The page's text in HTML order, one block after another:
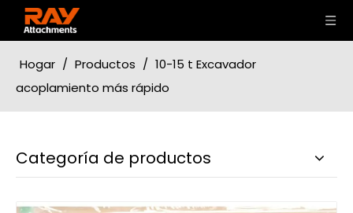
Hogar / Productos / 10-15 t Excavador
acoplamiento más rápido
Categoría de productos